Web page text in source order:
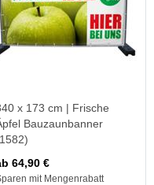
x 173 cm | Frische
Bauzaunbanner
64,90 €
mit Mengenrabatt